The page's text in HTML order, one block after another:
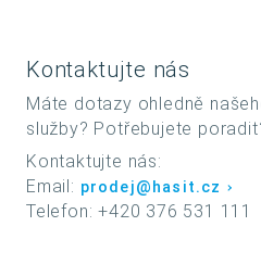
Kontaktujte nás
Máte dotazy ohledně
služby? Potřebujete
Kontaktujte nás:
Email: prodej@hasit.cz
Telefon: +420 376 531 111